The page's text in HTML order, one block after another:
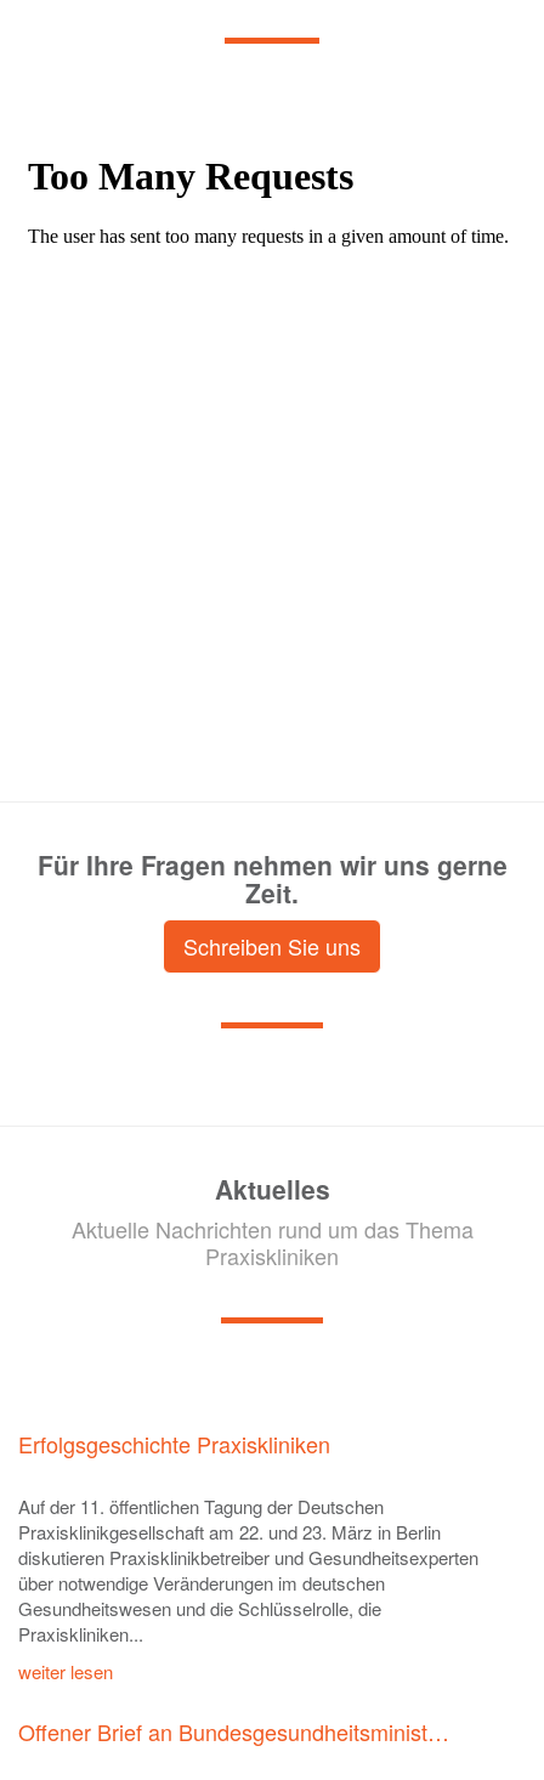
Für Ihre Fragen nehmen wir uns gerne
Zeit.
Schreiben Sie uns
Aktuelles
Aktuelle Nachrichten rund um das Thema
Praxiskliniken
Erfolgsgeschichte Praxiskliniken
Auf der 11. öffentlichen Tagung der Deutschen
Praxisklinikgesellschaft am 22. und 23. März in Berlin
diskutieren Praxisklinikbetreiber und Gesundheitsexperten
über notwendige Veränderungen im deutschen
Gesundheitswesen und die Schlüsselrolle, die
Praxiskliniken...
weiter lesen
Offener Brief an Bundesgesundheitsminist…